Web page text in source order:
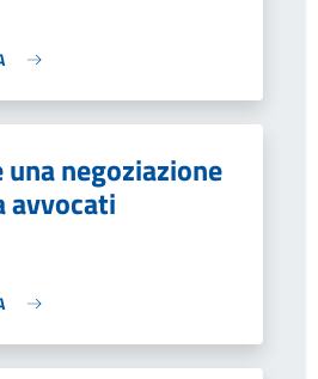
negoziazione
avvocati